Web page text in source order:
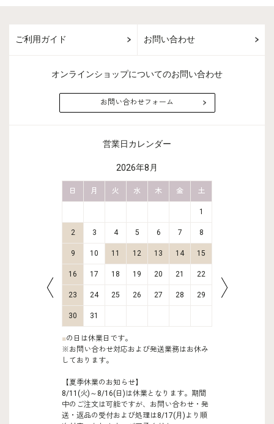
ご利用ガイド お問い合わせ
オンラインショップについてのお問い合わせ
お問い合わせフォーム
営業日カレンダー
2026年8月
日 月 火 水 木 金 土
1
2 3 4 5 6 7 8
9 10 11 12 13 14 15
16 17 18 19 20 21 22
23 24 25 26 27 28 29
30 31
■の日は休業日です。
※お問い合わせ対応および発送業務はお休み
しております。
【夏季休業のお知らせ】
8/11(火)～8/16(日)は休業となります。期間
中のご注文は可能ですが、お問い合わせ・発
送・返品の受付および処理は8/17(月)より順